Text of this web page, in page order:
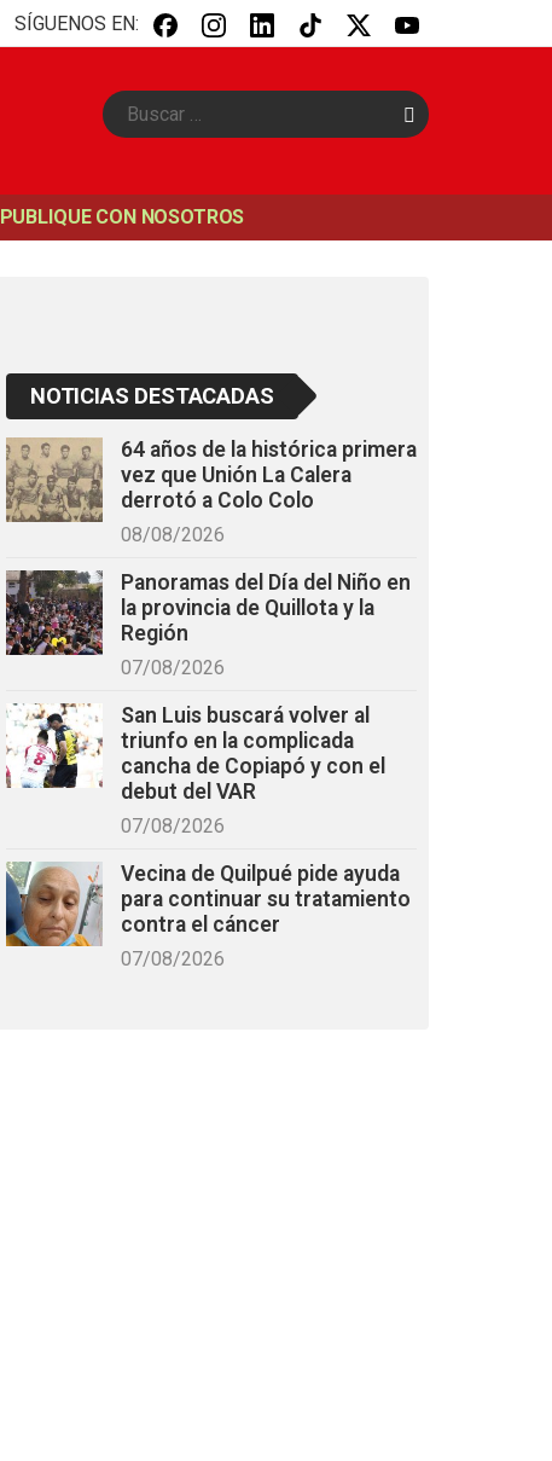
SÍGUENOS EN:
B
u
PUBLIQUE CON NOSOTROS
NOTICIAS DESTACADAS
64 años de la histórica primera
vez que Unión La Calera
derrotó a Colo Colo
08/08/2026
Panoramas del Día del Niño en
la provincia de Quillota y la
Región
07/08/2026
San Luis buscará volver al
triunfo en la complicada
cancha de Copiapó y con el
debut del VAR
07/08/2026
Vecina de Quilpué pide ayuda
para continuar su tratamiento
contra el cáncer
07/08/2026